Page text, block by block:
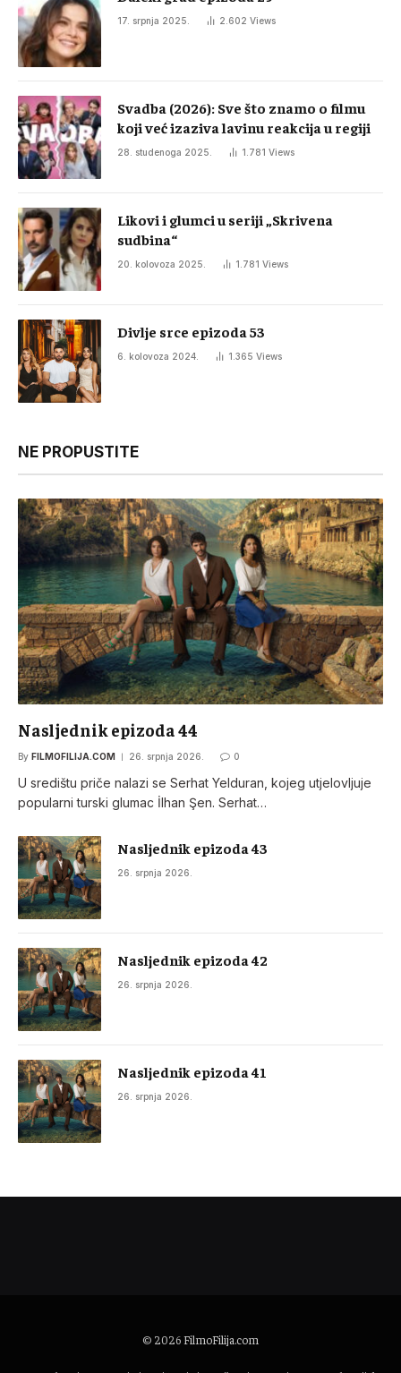
17. srpnja 2025. 2.602 Views
Svadba (2026): Sve što znamo o filmu
koji već izaziva lavinu reakcija u regiji
28. studenoga 2025. 1.781 Views
Likovi i glumci u seriji „Skrivena
sudbina“
20. kolovoza 2025. 1.781 Views
Divlje srce epizoda 53
6. kolovoza 2024. 1.365 Views
NE PROPUSTITE
Nasljednik epizoda 44
By FILMOFILIJA.COM 26. srpnja 2026. 0
U središtu priče nalazi se Serhat Yelduran, kojeg utjelovljuje
popularni turski glumac İlhan Şen. Serhat…
Nasljednik epizoda 43
26. srpnja 2026.
Nasljednik epizoda 42
26. srpnja 2026.
Nasljednik epizoda 41
26. srpnja 2026.
© 2026FilmoFilija.com